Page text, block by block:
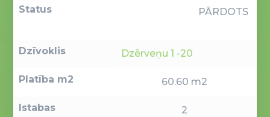
Status PĀRDOTS
Dzīvoklis Dzērveņu 1 -20
Platība m2 60.60 m2
Istabas 2